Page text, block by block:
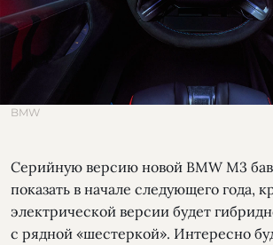
BMW
Серийную версию новой BMW M3
показать в начале следующего года,
электрической версии будет
с рядной «шестеркой». Интересно